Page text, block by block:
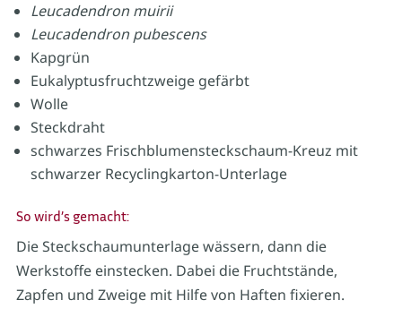
Leucadendron muirii
Leucadendron pubescens
Kapgrün
Eukalyptusfruchtzweige gefärbt
Wolle
Steckdraht
schwarzes Frischblumensteckschaum-Kreuz mit
schwarzer Recyclingkarton-Unterlage
So wird’s gemacht:
Die Steckschaumunterlage wässern, dann die
Werkstoffe einstecken. Dabei die Fruchtstände,
Zapfen und Zweige mit Hilfe von Haften fixieren.